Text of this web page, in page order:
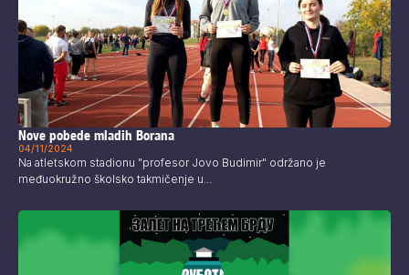
Nove pobede mladih Borana
04/11/2024
Na atletskom stadionu "profesor Jovo Budimir" održano je
međuokružno školsko takmičenje u...